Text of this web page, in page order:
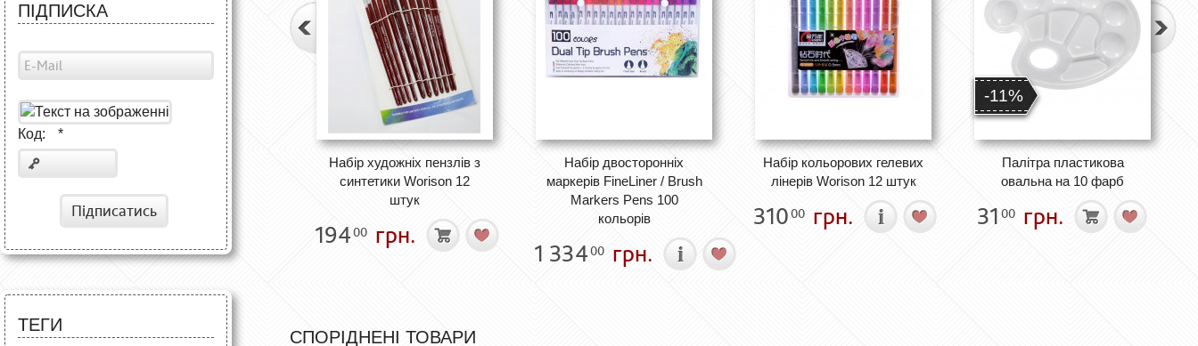
ПІДПИСКА
Код: *
Підписатись
ТЕГИ
Набір художніх пензлів з
синтетики Worison 12
штук
19400 грн.
Набір двосторонніх
маркерів FineLiner / Brush
Markers Pens 100
кольорів
1 33400 грн.
Набір кольорових гелевих
лінерів Worison 12 штук
31000 грн.
-11%
Палітра пластикова
овальна на 10 фарб
31 00 грн.
СПОРІДНЕНІ ТОВАРИ